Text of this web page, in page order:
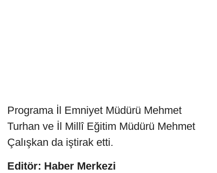
Programa İl Emniyet Müdürü Mehmet
Turhan ve İl Millî Eğitim Müdürü Mehmet
Çalışkan da iştirak etti.
Editör: Haber Merkezi